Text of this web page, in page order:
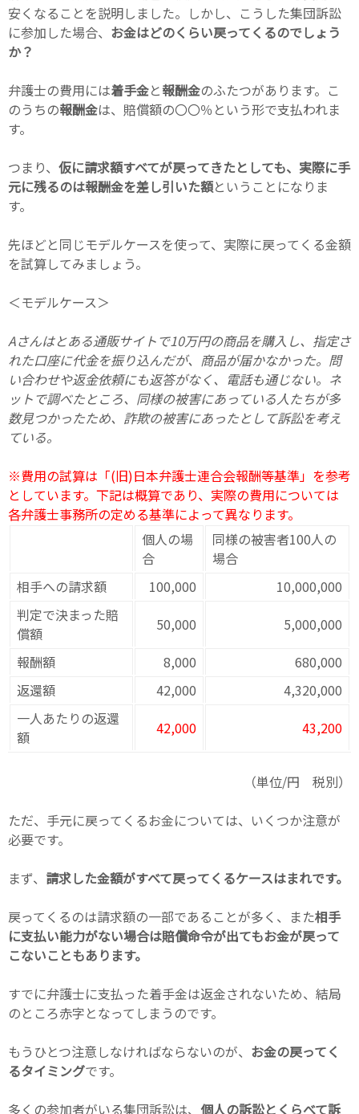
安くなることを説明しました。しかし、こうした集団訴訟
に参加した場合、 お金はどのくらい戻ってくるのでしょう
か？
弁護士の費用には着手金と報酬金のふたつがあります。こ
のうちの報酬金は、賠償額の〇〇％という形で支払われま
す。
つまり、 仮に請求額すべてが戻ってきたとしても、実際に手
元に残るのは報酬金を差し引いた額ということになりま
す。
先ほどと同じモデルケースを使って、実際に戻ってくる金額
を試算してみましょう。
＜モデルケース＞
Aさんはとある通販サイトで10万円の商品を購入し、指定さ
れた口座に代金を振り込んだが、商品が届かなかった。問
い合わせや返金依頼にも返答がなく、電話も通じない。ネ
ットで調べたところ、同様の被害にあっている人たちが多
数見つかったため、詐欺の被害にあったとして訴訟を考え
ている。
※費用の試算は「(旧)日本弁護士連合会報酬等基準」を参考
としています。下記は概算であり、実際の費用については
各弁護士事務所の定める基準によって異なります。
個人の場
合
同様の被害者100人の
場合
相手への請求額
100,000
10,000,000
判定で決まった賠
償額
50,000
5,000,000
報酬額
8,000
680,000
返還額
42,000
4,320,000
一人あたりの返還
額
42,000 43,200
（単位/円 税別）
ただ、手元に戻ってくるお金については、いくつか注意が
必要です。
まず、 請求した金額がすべて戻ってくるケースはまれです。
戻ってくるのは請求額の一部であることが多く、また相手
に支払い能力がない場合は賠償命令が出てもお金が戻って
こないこともあります。
すでに弁護士に支払った着手金は返金されないため、結局
のところ赤字となってしまうのです。
もうひとつ注意しなければならないのが、 お金の戻ってく
るタイミングです。
多くの参加者がいる集団訴訟は、 個人の訴訟とくらべて訴